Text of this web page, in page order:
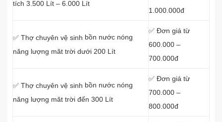
tích 3.500 Lít – 6.000 Lít
1.000.000đ
✅ Thợ chuyên vệ sinh bồn nước nóng
năng lượng măt trời dưới 200 Lít
✅ Đơn giá từ
600.000 –
700.000đ
✅ Thợ chuyên vệ sinh bồn nước nóng
năng lượng măt trời đến 300 Lít
✅ Đơn giá từ
700.000 –
800.000đ